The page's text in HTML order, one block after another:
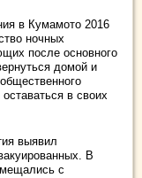
в Кумамото 2016
ночных
после основного
домой и
в своих
выявил
В
с